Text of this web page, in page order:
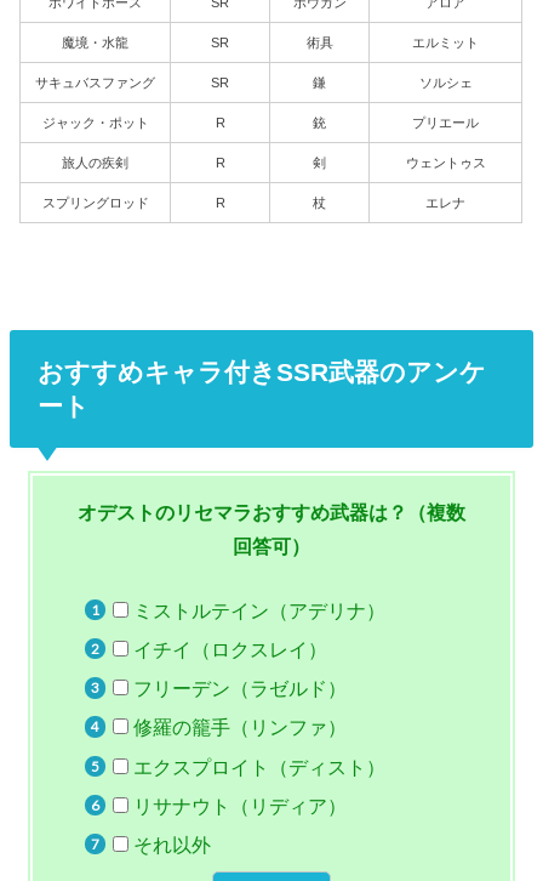
魔境・水龍 SR 術具 エルミット
サキュバスファング SR 鎌 ソルシェ
ジャック・ポット R 銃 プリエール
旅人の疾剣 R 剣 ウェントゥス
スプリングロッド R 杖 エレナ
おすすめキャラ付きSSR武器のアンケ
ート
オデストのリセマラおすすめ武器は？（複数
回答可）
ミストルテイン（アデリナ）
イチイ（ロクスレイ）
フリーデン（ラゼルド）
修羅の籠手（リンファ）
エクスプロイト（ディスト）
リサナウト（リディア）
それ以外